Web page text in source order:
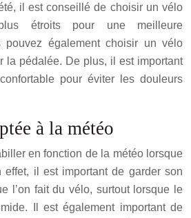
il est conseillé de choisir un vélo
étroits pour une meilleure
pouvez également choisir un vélo
la pédalée. De plus, il est important
pour éviter les douleurs
à la météo
en fonction de la météo lorsque
effet, il est important de garder son
l’on fait du vélo, surtout lorsque le
Il est également important de